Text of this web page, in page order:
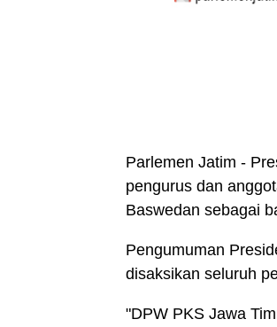
Parlemen Jatim -
pengurus dan
Baswedan sebagai
Pengumuman
disaksikan seluruh
"DPW PKS Jawa